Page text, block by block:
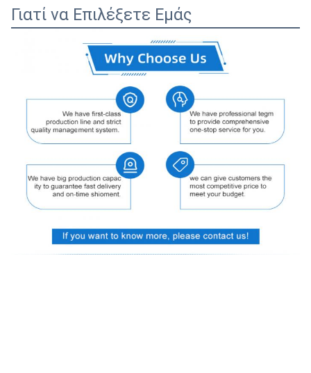
Γιατί να Επιλέξετε Εμάς